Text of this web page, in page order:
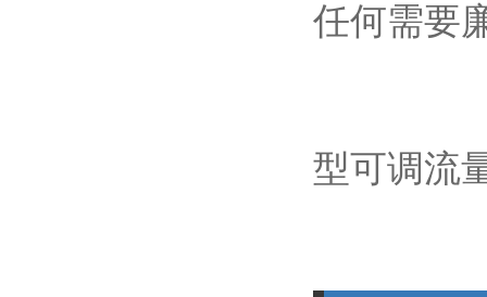
任何需要
型可调流